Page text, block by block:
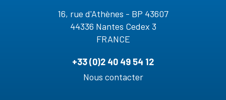
16, rue d'Athènes - BP 43607
44336 Nantes Cedex 3
FRANCE
+33 (0)2 40 49 54 12
Nous contacter